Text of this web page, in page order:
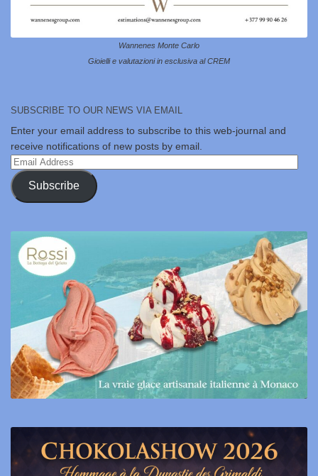
Wannenes Monte Carlo
Gioielli e valutazioni in esclusiva al CREM
SUBSCRIBE TO OUR NEWS VIA EMAIL
Enter your email address to subscribe to this web-journal and
receive notifications of new posts by email.
Email
Address
Subscribe